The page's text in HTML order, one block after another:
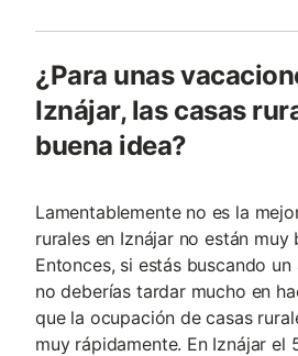
¿Para unas
Iznájar, las casas
buena idea?
Lamentablemente no es la
rurales en Iznájar no están muy
Entonces, si estás buscando
no deberías tardar mucho en
que la ocupación de casas
muy rápidamente. En Iznájar el